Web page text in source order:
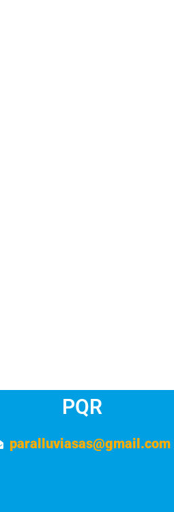
PQR
paralluviasas@gmail.com